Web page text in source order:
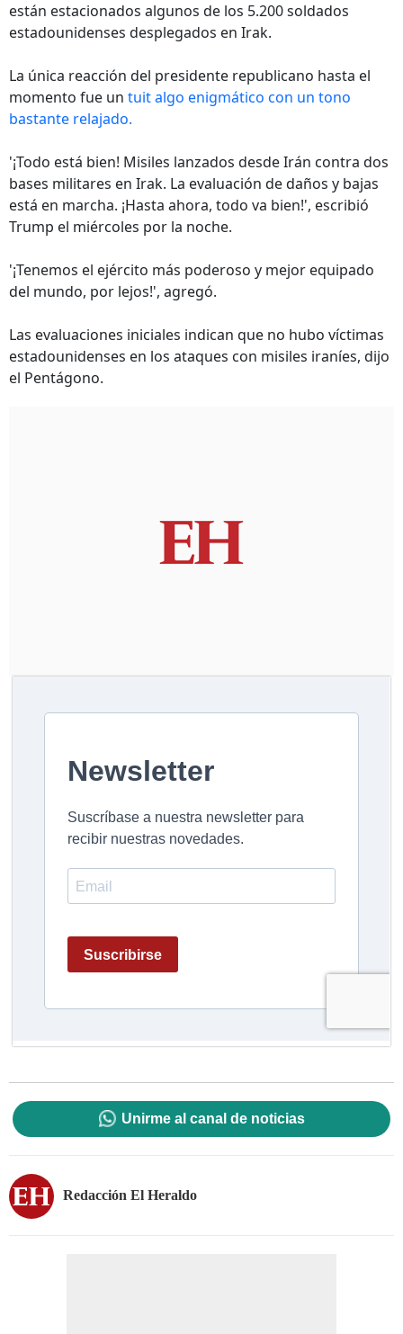
están estacionados algunos de los 5.200 soldados
estadounidenses desplegados en Irak.
La única reacción del presidente republicano hasta el
momento fue un tuit algo enigmático con un tono
bastante relajado.
'¡Todo está bien! Misiles lanzados desde Irán contra dos
bases militares en Irak. La evaluación de daños y bajas
está en marcha. ¡Hasta ahora, todo va bien!', escribió
Trump el miércoles por la noche.
'¡Tenemos el ejército más poderoso y mejor equipado
del mundo, por lejos!', agregó.
Las evaluaciones iniciales indican que no hubo víctimas
estadounidenses en los ataques con misiles iraníes, dijo
el Pentágono.
Unirme al canal de noticias
Redacción El Heraldo